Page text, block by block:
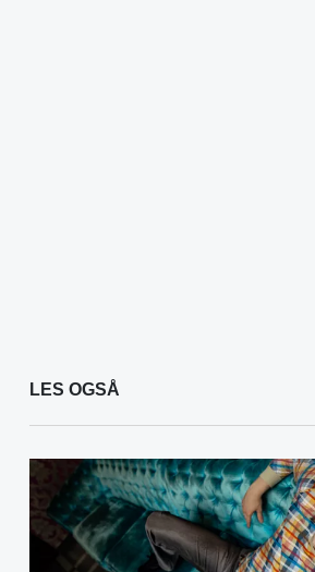
LES OGSÅ